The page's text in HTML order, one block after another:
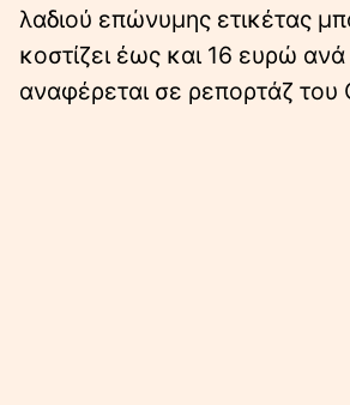
λαδιού επώνυμης ετικέτας
κοστίζει έως και 16 ευρώ
αναφέρεται σε ρεπορτάζ του